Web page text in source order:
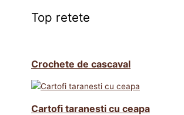
Top retete
Crochete de cascaval
Cartofi taranesti cu ceapa